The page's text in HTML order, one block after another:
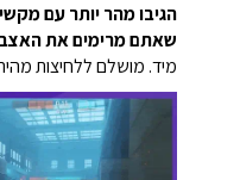
הגיבו מהר יותר עם
שאתם מרימים את
מיד. מושלם ללחיצות